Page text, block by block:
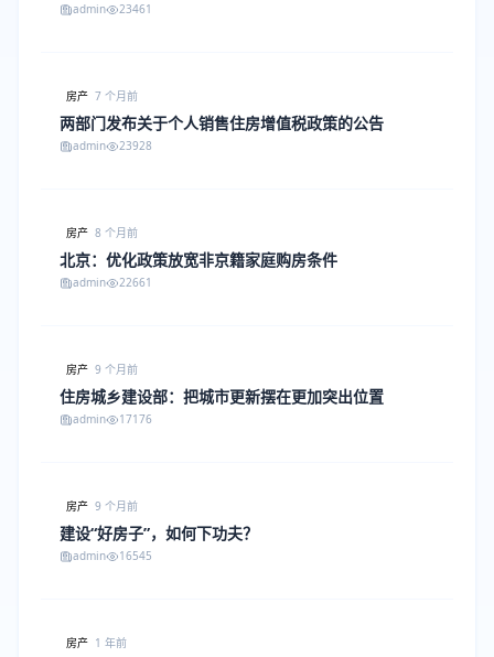
admin 23461
房产 7 个月前
两部门发布关于个人销售住房增值税政策的公告
admin 23928
房产 8 个月前
北京：优化政策放宽非京籍家庭购房条件
admin 22661
房产 9 个月前
住房城乡建设部：把城市更新摆在更加突出位置
admin 17176
房产 9 个月前
建设“好房子”，如何下功夫？
admin 16545
房产 1 年前